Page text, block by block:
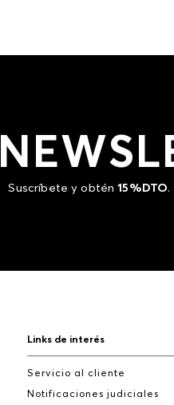
Suscríbete y obtén15%DTO.
Links de interés
Servicio al cliente
Notificaciones judiciales